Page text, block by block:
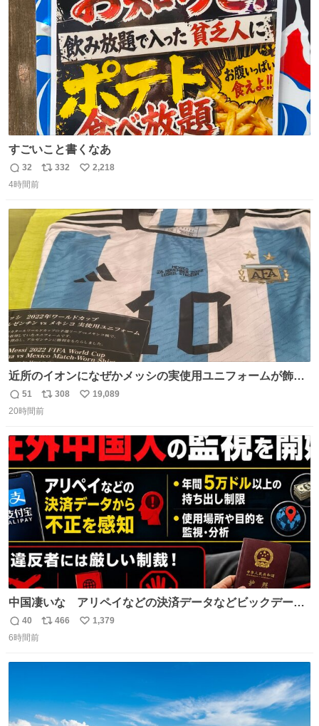
数
すごいこと書くなあ
返
信
32
リ
ト
数
332
い
数
2,218
4時間前
近所のイオンになぜかメッシの実使用ユニフォームが飾っ
てあっておもろい
返
信
51
リ
ポ
ト
数
308
い
数
19,089
20時間前
中国凄いな アリペイなどの決済データなどビックデータ
で海外にいる中国人の監視をはじめ、多額の資金決済など
があれば帰国命令を出しはじめたらしい。そして、パスポ
返
信
40
リ
466
い
1,379
6時間前